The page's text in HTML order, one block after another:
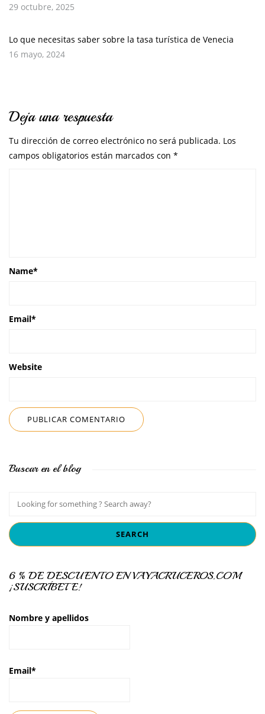
29 octubre, 2025
Lo que necesitas saber sobre la tasa turística de Venecia
16 mayo, 2024
Deja una respuesta
Tu dirección de correo electrónico no será publicada. Los
campos obligatorios están marcados con *
Name*
Email*
Website
Buscar en el blog
6 % DE DESCUENTO EN VAYACRUCEROS.COM
¡SUSCRÍBETE!
Nombre y apellidos
Email*